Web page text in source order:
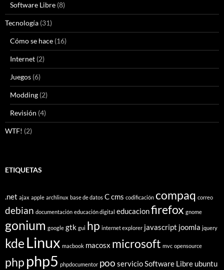
Software Libre (8)
Tecnología (31)
Cómo se hace (16)
Internet (2)
Juegos (6)
Modding (2)
Revisión (4)
WTF! (2)
ETIQUETAS
.net ajax apple archlinux base de datos Ccms codificación compaq correo
debian documentación educación digital educacionfirefox gnome
gonium google gtk gui hp internet explorer javascript joomla jquery
kde Linux macbook macosx microsoft mvc opensource
php php5 phpdocumentor poo servicioSoftware Libre ubuntu